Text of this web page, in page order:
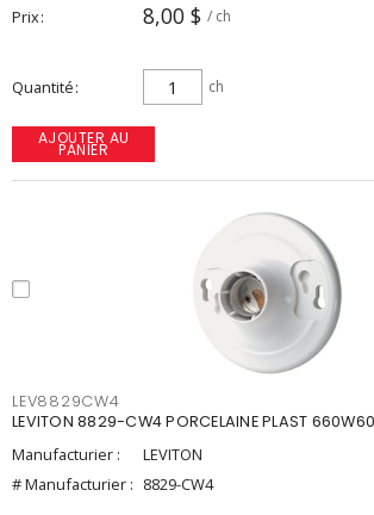
Prix 8,00 $ / ch
Quantité ch
AJOUTER AU
PANIER
LEV8829CW4
LEVITON 8829-CW4 PORCELAINE PLAST
Manufacturier :
LEVITON
# Manufacturier : 8829-CW4